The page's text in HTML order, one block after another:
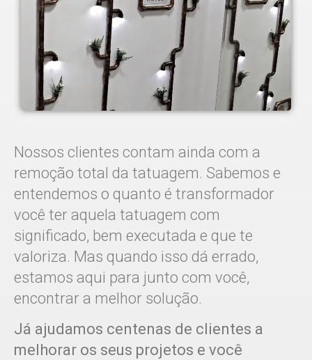
Nossos clientes contam ainda com a
remoção total da tatuagem. Sabemos e
entendemos o quanto é transformador
você ter aquela tatuagem com
significado, bem executada e que te
valoriza. Mas quando isso dá errado,
estamos aqui para junto com você,
encontrar a melhor solução.
Já ajudamos centenas de clientes a
melhorar os seus projetos e você